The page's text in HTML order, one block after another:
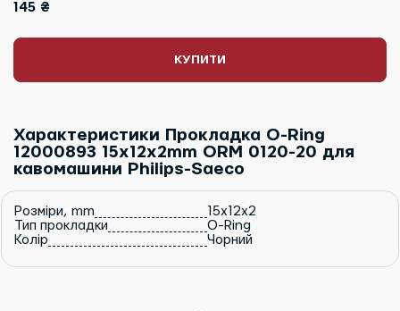
145 ₴
КУПИТИ
Характеристики Прокладка O-Ring
12000893 15x12x2mm ORM 0120-20 для
кавомашини Philips-Saeco
Розміри, mm
15x12x2
Тип прокладки
O-Ring
Колір
Чорний